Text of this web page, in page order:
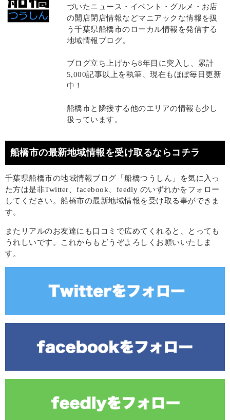
づいたニュース・イベント・グルメ・お店
の開店閉店情報などマニアックな情報を扱
う千葉県船橋市のローカル情報を発信する
地域情報ブログ。
ブログ立ち上げから8年目に突入し、累計
5,000記事以上を執筆、現在もほぼ毎日更新
中！
船橋市と隣接する他のエリアの情報も少し
扱っています。
船橋市の最新地域情報を受け取るならコチラ
千葉県船橋市の地域情報ブログ「船橋つうしん」を気に入っ
た方は是非Twitter、facebook、feedly のいずれかをフォロー
してください。船橋市の最新地域情報を受け取る事ができま
す。
またリアルのお友達にも口コミで広めてくれると、とっても
うれしいです。これからもどうぞよろしくお願いいたしま
す。